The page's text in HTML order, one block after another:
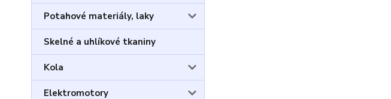
Potahové materiály, laky
Skelné a uhlíkové tkaniny
Kola
Elektromotory